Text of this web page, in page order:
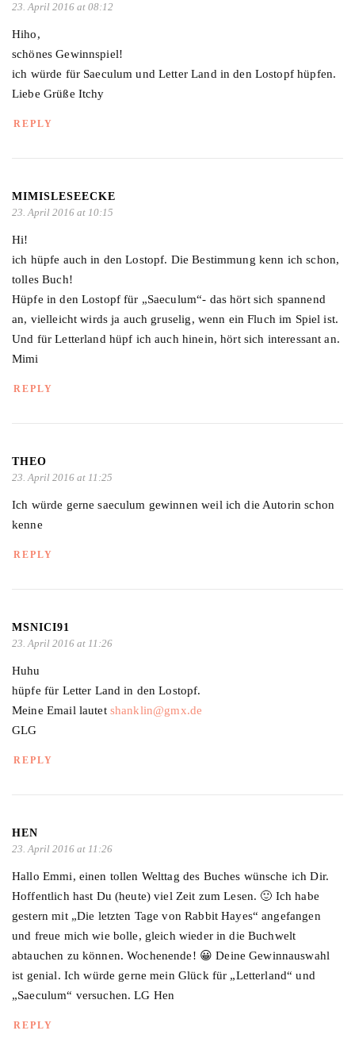
23. April 2016 at 08:12
Hiho,
schönes Gewinnspiel!
ich würde für Saeculum und Letter Land in den Lostopf hüpfen.
Liebe Grüße Itchy
REPLY
MIMISLESEECKE
23. April 2016 at 10:15
Hi!
ich hüpfe auch in den Lostopf. Die Bestimmung kenn ich schon,
tolles Buch!
Hüpfe in den Lostopf für „Saeculum“- das hört sich spannend
an, vielleicht wirds ja auch gruselig, wenn ein Fluch im Spiel ist.
Und für Letterland hüpf ich auch hinein, hört sich interessant an.
Mimi
REPLY
THEO
23. April 2016 at 11:25
Ich würde gerne saeculum gewinnen weil ich die Autorin schon
kenne
REPLY
MSNICI91
23. April 2016 at 11:26
Huhu
hüpfe für Letter Land in den Lostopf.
Meine Email lautet shanklin@gmx.de
GLG
REPLY
HEN
23. April 2016 at 11:26
Hallo Emmi, einen tollen Welttag des Buches wünsche ich Dir.
Hoffentlich hast Du (heute) viel Zeit zum Lesen. 🙂 Ich habe
gestern mit „Die letzten Tage von Rabbit Hayes“ angefangen
und freue mich wie bolle, gleich wieder in die Buchwelt
abtauchen zu können. Wochenende! 😀 Deine Gewinnauswahl
ist genial. Ich würde gerne mein Glück für „Letterland“ und
„Saeculum“ versuchen. LG Hen
REPLY